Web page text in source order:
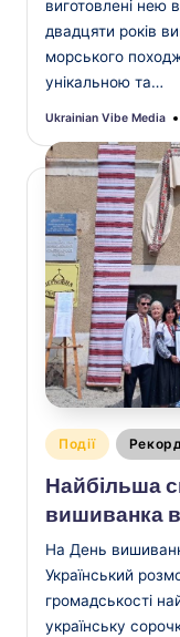
виготовлені нею
двадцяти років
морського
унікальною та…
Опубліковано
Ukrainian Vibe Media
Опубліковано
Події
Найбільша
вишиванка в
На День
Український
громадськості
українську